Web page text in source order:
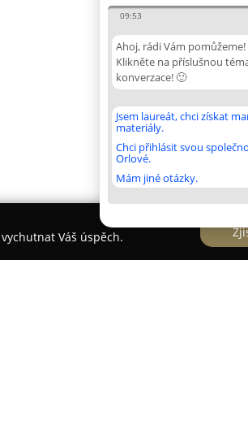
09:53
Ahoj, rádi Vám pomůžeme!
Klikněte na příslušnou
konverzace! 🙂
Jsem laureát, chci získat
materiály.
Chci přihlásit svou
Orlové.
Mám jiné otázky.
Váš úspěch.